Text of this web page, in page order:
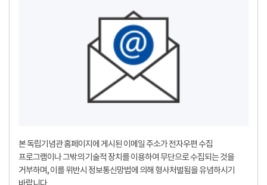
본 독립기념관 홈페이지에 게시된 이메일 주소가 전자우편 수집
프로그램이나 그밖의 기술적 장치를 이용하여 무단으로 수집되는 것을
거부하며, 이를 위반시 정보통신망법에 의해 형사처벌됨을 유념하시기